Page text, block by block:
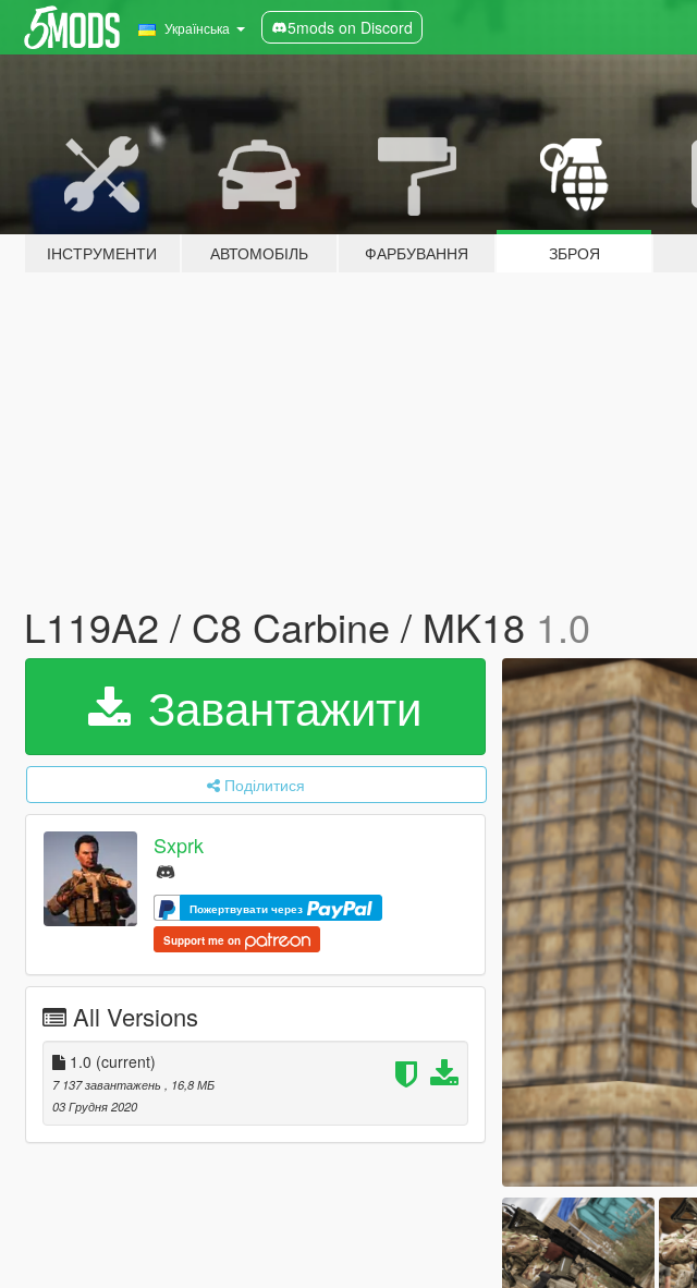
Українська 5mods on Discord
ІНСТРУМЕНТИ АВТОМОБІЛЬ ФАРБУВАННЯ ЗБРОЯ
L119A2 / C8 Carbine / MK18 1.0
Завантажити
Поділитися
Sxprk
Пожертвувати через
Support me on
All Versions
1.0 (current)
7 137 завантажень
, 16,8 МБ
03 Грудня 2020